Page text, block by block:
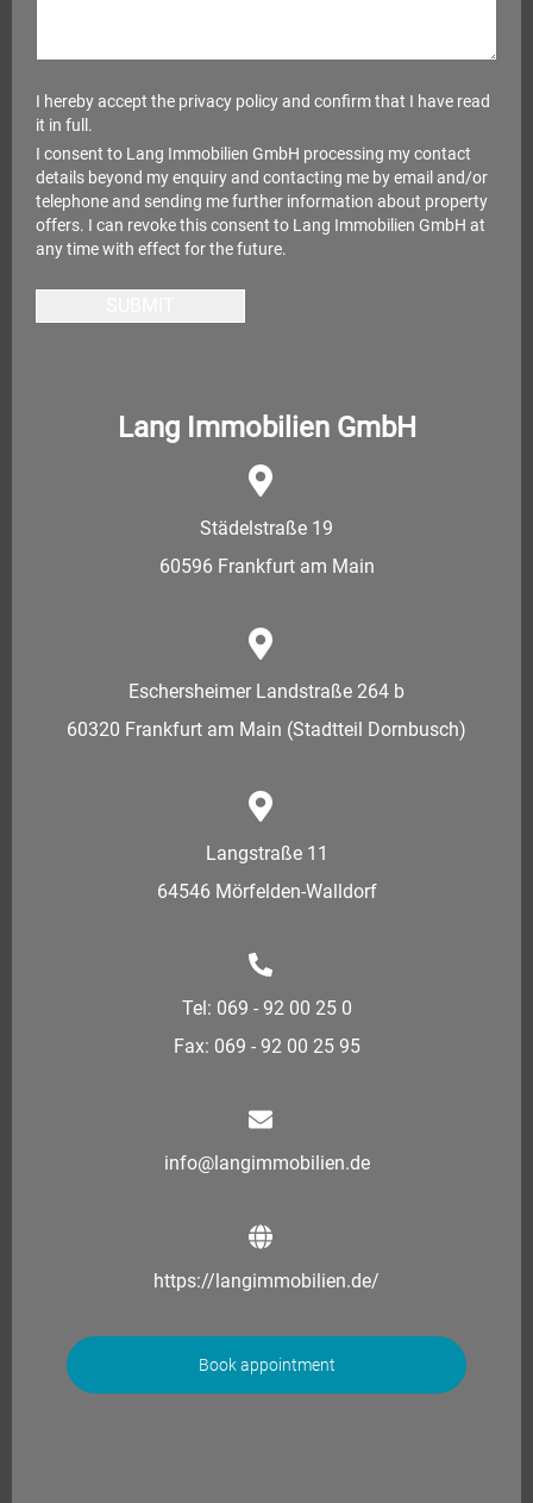
I hereby accept the privacy policyand confirm that I have read
it in full.
I consent to Lang Immobilien GmbH processing my contact
details beyond my enquiry and contacting me by email and/or
telephone and sending me further information about property
offers. I can revoke this consent to Lang Immobilien GmbH at
any time with effect for the future.
Lang Immobilien GmbH
Städelstraße 19
60596 Frankfurt am Main
Eschersheimer Landstraße 264 b
60320 Frankfurt am Main (Stadtteil Dornbusch)
Langstraße 11
64546 Mörfelden-Walldorf
Tel: 069 - 92 00 25 0
Fax: 069 - 92 00 25 95
info@langimmobilien.de
https://langimmobilien.de/
Book appointment